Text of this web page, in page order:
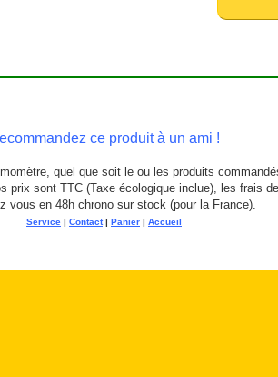
ce produit à un ami !
quel que soit le ou les produits
sont TTC (Taxe écologique inclue), les frais
vous en 48h chrono sur stock (pour la France).
Service | Contact| Panier | Accueil